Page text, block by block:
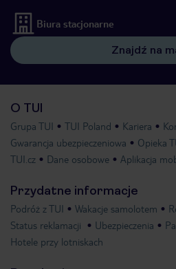
Biura stacjonarne
Znajdź na
O TUI
Grupa TUI TUI Poland Kariera
Gwarancja ubezpieczeniowa
Opieka
TUI.cz
Dane osobowe Aplikacja
Przydatne informacje
Podróż z TUI Wakacje samolotem
Status reklamacji
Ubezpieczenia
Hotele przy lotniskach